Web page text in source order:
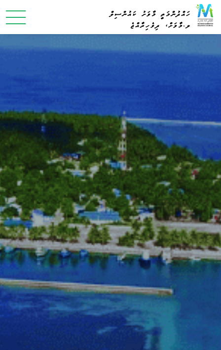
ހައްދުންމަތީ މާވަށު ކައުންސިލް
ލ.މާވަށް، ދިވެހިރާއްޖެ